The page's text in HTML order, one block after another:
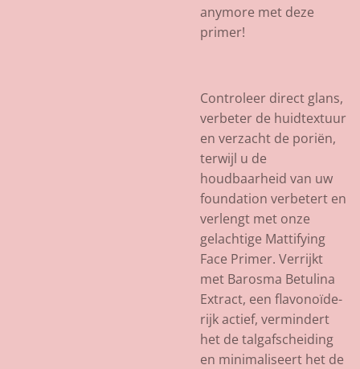
anymore met deze
primer!
Controleer direct glans,
verbeter de huidtextuur
en verzacht de poriën,
terwijl u de
houdbaarheid van uw
foundation verbetert en
verlengt met onze
gelachtige Mattifying
Face Primer. Verrijkt
met Barosma Betulina
Extract, een flavonoïde-
rijk actief, vermindert
het de talgafscheiding
en minimaliseert het de